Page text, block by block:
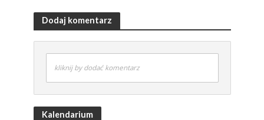
Dodaj komentarz
kliknij by dodać komentarz
Kalendarium